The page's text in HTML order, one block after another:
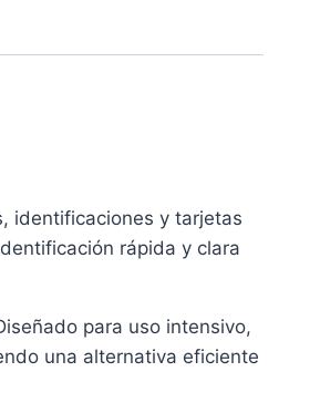
identificaciones y tarjetas
rápida y clara
para uso intensivo,
una alternativa eficiente